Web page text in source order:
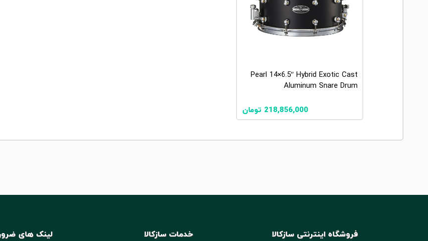
Pearl 14×6.5″ Hybrid Exotic Cast
Aluminum Snare Drum
218,856,000 تومان
فروشگاه اینترنتی سازکالا خدمات سازکالا لینک های